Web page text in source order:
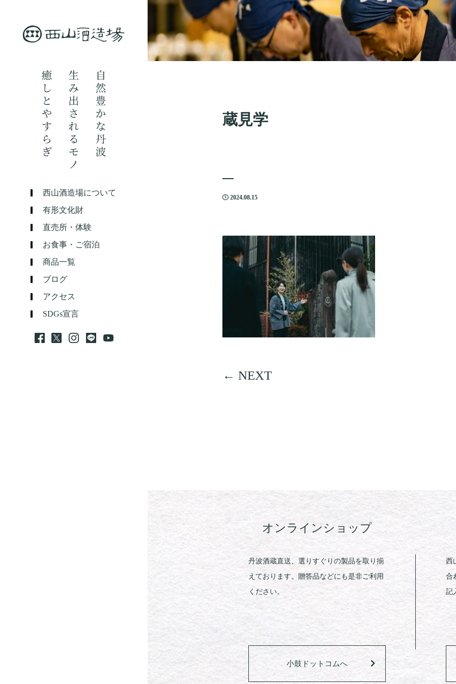
西山酒造場について
有形文化財
直売所・体験
お食事・ご宿泊
商品一覧
ブログ
アクセス
SDGs宣言
蔵見学
2024.08.15
オンラインショップ
丹波酒蔵直送、選りすぐりの製品を取り揃
えております。贈答品などにも是非ご利用
ください。
小鼓ドットコムへ
西
合
記